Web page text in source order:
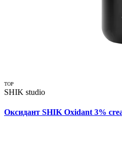
TOP
SHIK studio
Оксидант SHIK Oxidant 3%